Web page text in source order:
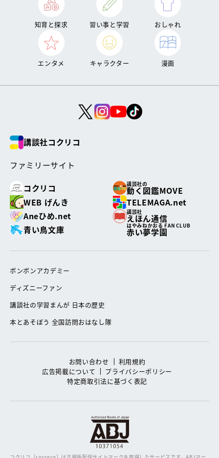
知育と探求 習い事と学習 おしゃれ
エンタメ キャラクター 漫画
講談社コクリコ
ファミリーサイト
コクリコ
講談社の
動く図鑑MOVE
WEB げんき
TELEMAGA.net
Aneひめ.net
講談社
えほん通信
青い鳥文庫
はやみねかおる FAN CLUB
赤い夢学園
ボンボンアカデミー
ディズニーファン
講談社の学習まんが 日本の歴史
本とあそぼう 全国訪問おはなし隊
お問い合わせ
利用規約
広告掲載について
プライバシーポリシー
特定商取引法に基づく表記